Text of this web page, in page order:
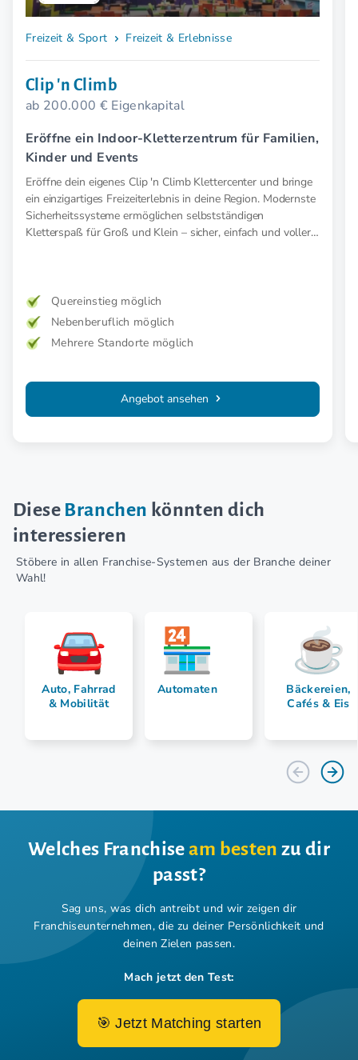
Freizeit & Sport Freizeit & Erlebnisse
Clip 'n Climb
ab 200.000 € Eigenkapital
Eröffne ein Indoor-Kletterzentrum für Familien,
Kinder und Events
Eröffne dein eigenes Clip 'n Climb Klettercenter und bringe
ein einzigartiges Freizeiterlebnis in deine Region. Modernste
Sicherheitssysteme ermöglichen selbstständigen
Kletterspaß für Groß und Klein – sicher, einfach und voller
Quereinstieg möglich
Nebenberuflich möglich
Mehrere Standorte möglich
Angebot ansehen
Diese Branchen könnten dich
interessieren
Stöbere in allen Franchise-Systemen aus der Branche deiner
Wahl!
Auto, Fahrrad
& Mobilität
Automaten
Bäckereien,
Cafés & Eis
Welches Franchiseam besten zu dir
passt?
Sag uns, was dich antreibt und wir zeigen dir
Franchiseunternehmen, die zu deiner Persönlichkeit und
deinen Zielen passen.
Mach jetzt den Test:
🎯 Jetzt Matching starten